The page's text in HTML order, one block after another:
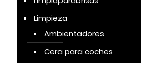
Limpieza
Ambientadores
Cera para coches